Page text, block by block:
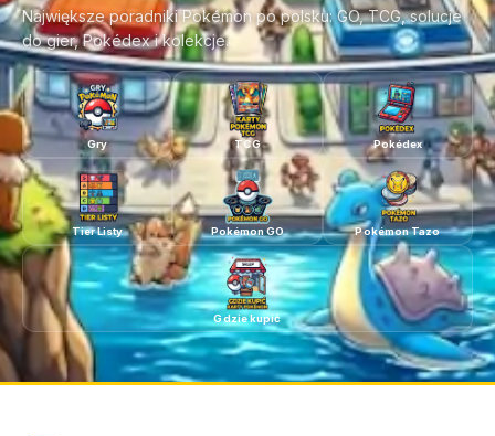
Największe poradniki Pokémon po polsku: GO, TCG, solucje
do gier, Pokédex i kolekcje.
Gry TCG Pokédex
Tier Listy Pokémon GO Pokémon Tazo
Gdzie kupić